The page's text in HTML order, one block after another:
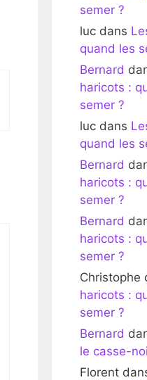
semer ?
luc dans
quand les
Bernard
haricots :
semer ?
luc dans
quand les
Bernard
haricots :
semer ?
Bernard
haricots :
semer ?
Christophe
haricots :
semer ?
Bernard
le casse-
Florent